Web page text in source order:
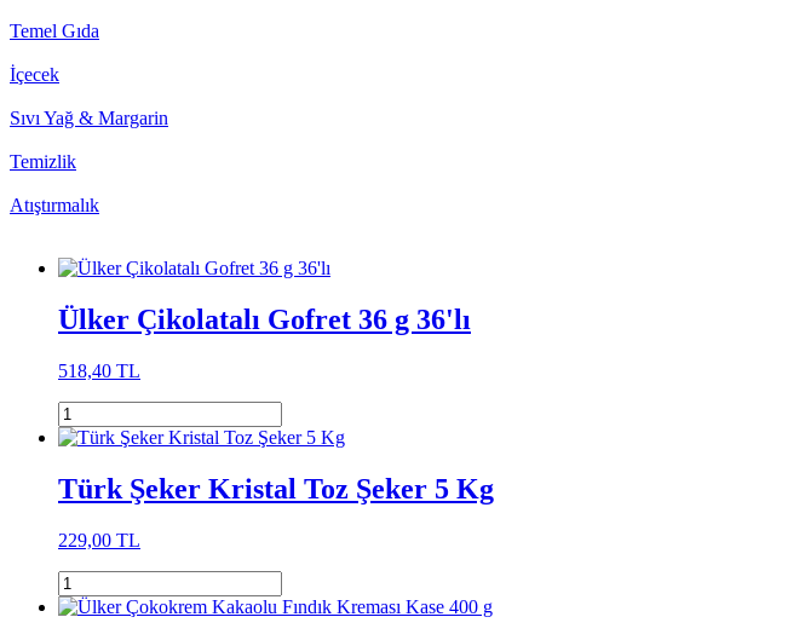
Temel Gıda
İçecek
Sıvı Yağ & Margarin
Temizlik
Atıştırmalık
Ülker Çikolatalı Gofret 36 g 36'lı
518,40 TL
Türk Şeker Kristal Toz Şeker 5 Kg
229,00 TL